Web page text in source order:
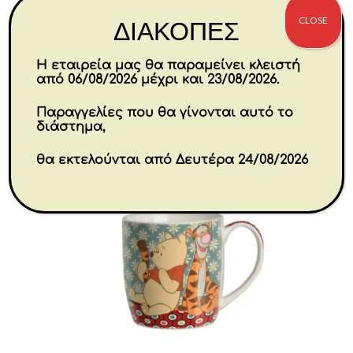
-30%
ΔΙΑΚΟΠΕΣ
Η εταιρεία μας θα παραμείνει κλειστή
από 06/08/2026 μέχρι και 23/08/2026.
Παραγγελίες που θα γίνονται αυτό το
διάστημα,
θα εκτελούνται από Δευτέρα 24/08/2026
CLOSE